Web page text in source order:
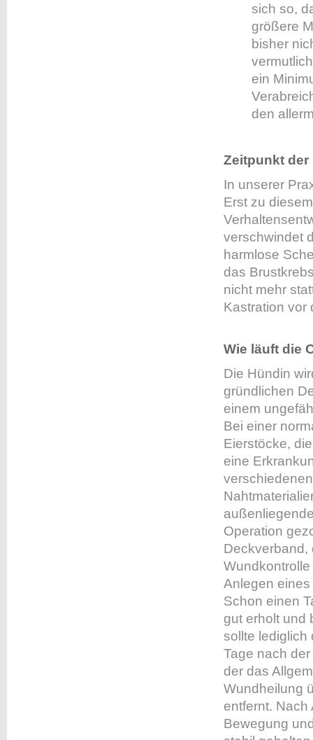
sich so,
größere
bisher
ein
den
Zeitpunkt der
In unserer
Erst zu
verschwindet
harmlose
das
nicht mehr
Kastration vor
Wie läuft die
Die Hündin
gründlichen
einem
Bei einer
Eierstöcke,
eine
Operation
Deckverband,
Anlegen
Schon einen
gut erholt und
sollte lediglich
Tage nach
der das
Wundheilung
entfernt.
Bewegung